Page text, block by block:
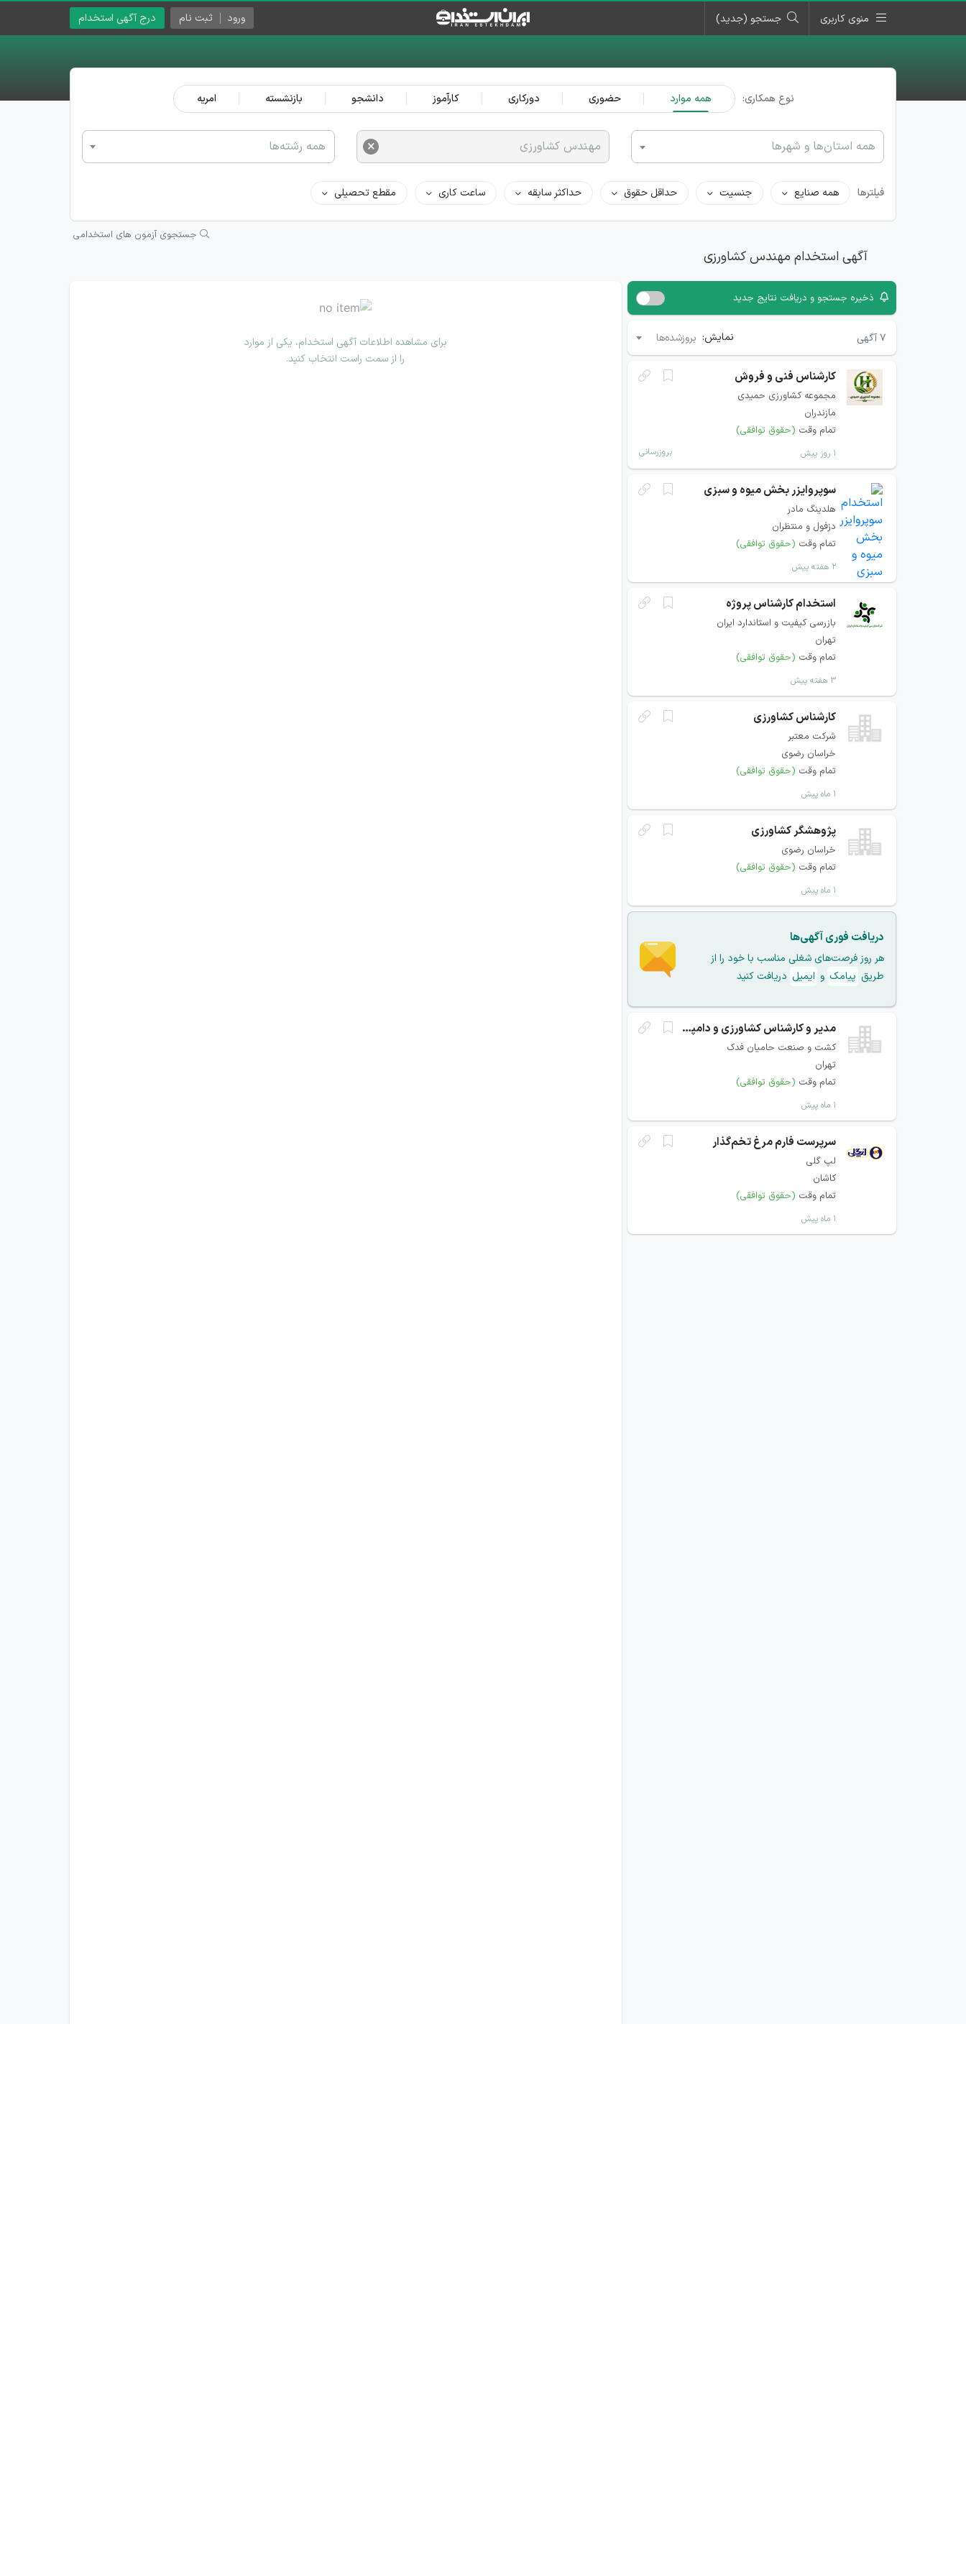
منوی کاربری جستجو (جدید) درج آگهی استخدام ورود ثبت نام
نوع همکاری: همه موارد حضوری دورکاری کارآموز دانشجو بازنشسته امریه
همه استان‌ها و شهرها مهندس کشاورزی × همه رشته‌ها
فیلترها همه صنایع جنسیت حداقل حقوق حداکثر سابقه ساعت کاری مقطع تحصیلی
جستجوی آزمون های استخدامی
آگهی استخدام مهندس کشاورزی
ذخیره جستجو و دریافت نتایج جدید
۷آگهی نمایش: بروزشده‌ها
کارشناس فنی و فروش
مجموعه کشاورزی حمیدی
مازندران
تمام وقت (حقوق توافقی)
۱ روز پیش بروزرسانی
سوپروایزر بخش میوه و سبزی
هلدینگ مادر
دزفول و منتظران
تمام وقت (حقوق توافقی)
۲ هفته پیش
استخدام کارشناس پروژه
بازرسی کیفیت و استاندارد ایران
تهران
تمام وقت (حقوق توافقی)
۳ هفته پیش
کارشناس کشاورزی
شرکت معتبر
خراسان رضوی
تمام وقت (حقوق توافقی)
۱ ماه پیش
پژوهشگر کشاورزی
خراسان رضوی
تمام وقت (حقوق توافقی)
۱ ماه پیش
دریافت فوری آگهی‌ها
هر روز فرصت‌های شغلی مناسب با خود را از
طریق پیامک و ایمیل دریافت کنید
مدیر و کارشناس کشاورزی و دامپروری
کشت و صنعت حامیان فدک
تهران
تمام وقت (حقوق توافقی)
۱ ماه پیش
سرپرست فارم مرغ تخم‌گذار
لپ گلی
کاشان
تمام وقت (حقوق توافقی)
۱ ماه پیش
برای مشاهده اطلاعات آگهی استخدام، یکی از موارد
را از سمت راست انتخاب کنید.